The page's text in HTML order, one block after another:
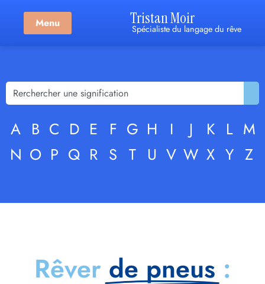
Menu Tristan Moir
Spécialiste du langage du rêve
A B C D E F G H I J K L M
N O P Q R S T U V W X Y Z
Rêver de pneus :